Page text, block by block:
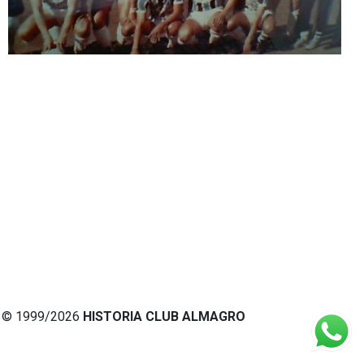
© 1999/2026 HISTORIA CLUB ALMAGRO